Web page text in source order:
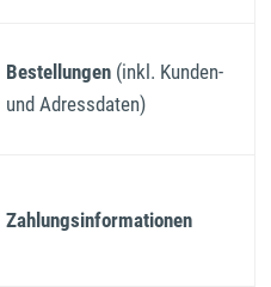
Bestellungen(inkl. Kunden-
und Adressdaten)
Zahlungsinformationen